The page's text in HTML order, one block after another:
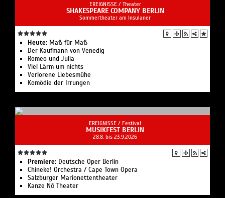
EREIGNISSE / Theater
SHAKESPEARE COMPANY BERLIN
Sommertheater am Insulaner
Heute: Maß für Maß
Der Kaufmann von Venedig
Romeo und Julia
Viel Lärm um nichts
Verlorene Liebesmühe
Komödie der Irrungen
EREIGNISSE / Festival
MUSIKFEST BERLIN
28.8. bis 23.9.2026
Premiere: Deutsche Oper Berlin
Chineke! Orchestra / Cape Town Opera
Salzburger Marionettentheater
Kanze Nō Theater